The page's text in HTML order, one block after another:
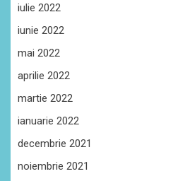
iulie 2022
iunie 2022
mai 2022
aprilie 2022
martie 2022
ianuarie 2022
decembrie 2021
noiembrie 2021